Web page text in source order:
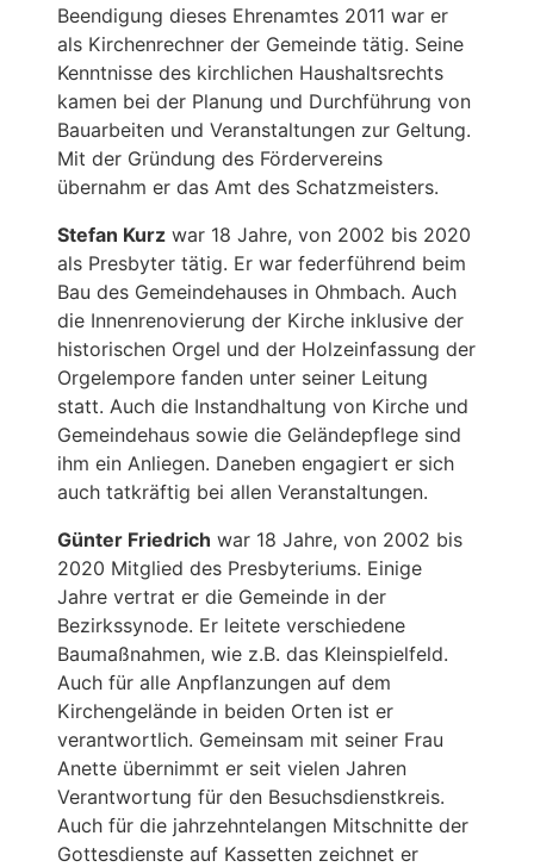
Beendigung dieses Ehrenamtes 2011 war er
als Kirchenrechner der Gemeinde tätig. Seine
Kenntnisse des kirchlichen Haushaltsrechts
kamen bei der Planung und Durchführung von
Bauarbeiten und Veranstaltungen zur Geltung.
Mit der Gründung des Fördervereins
übernahm er das Amt des Schatzmeisters.
Stefan Kurz war 18 Jahre, von 2002 bis 2020
als Presbyter tätig. Er war federführend beim
Bau des Gemeindehauses in Ohmbach. Auch
die Innenrenovierung der Kirche inklusive der
historischen Orgel und der Holzeinfassung der
Orgelempore fanden unter seiner Leitung
statt. Auch die Instandhaltung von Kirche und
Gemeindehaus sowie die Geländepflege sind
ihm ein Anliegen. Daneben engagiert er sich
auch tatkräftig bei allen Veranstaltungen.
Günter Friedrich war 18 Jahre, von 2002 bis
2020 Mitglied des Presbyteriums. Einige
Jahre vertrat er die Gemeinde in der
Bezirkssynode. Er leitete verschiedene
Baumaßnahmen, wie z.B. das Kleinspielfeld.
Auch für alle Anpflanzungen auf dem
Kirchengelände in beiden Orten ist er
verantwortlich. Gemeinsam mit seiner Frau
Anette übernimmt er seit vielen Jahren
Verantwortung für den Besuchsdienstkreis.
Auch für die jahrzehntelangen Mitschnitte der
Gottesdienste auf Kassetten zeichnet er